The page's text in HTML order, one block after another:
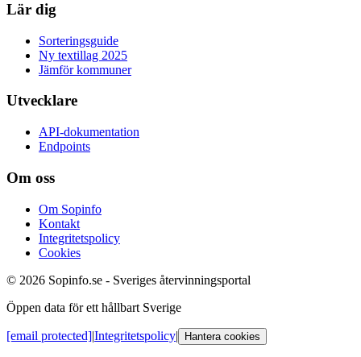
Lär dig
Sorteringsguide
Ny textillag 2025
Jämför kommuner
Utvecklare
API-dokumentation
Endpoints
Om oss
Om Sopinfo
Kontakt
Integritetspolicy
Cookies
© 2026 Sopinfo.se - Sveriges återvinningsportal
Öppen data för ett hållbart Sverige
[email protected]|Integritetspolicy| Hantera cookies